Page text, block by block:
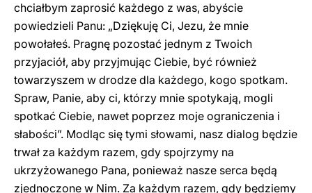
chciałbym zaprosić każdego z was, abyście
powiedzieli Panu: „Dziękuję Ci, Jezu, że mnie
powołałeś. Pragnę pozostać jednym z Twoich
przyjaciół, aby przyjmując Ciebie, być również
towarzyszem w drodze dla każdego, kogo spotkam.
Spraw, Panie, aby ci, którzy mnie spotykają, mogli
spotkać Ciebie, nawet poprzez moje ograniczenia i
słabości”. Modląc się tymi słowami, nasz dialog będzie
trwał za każdym razem, gdy spojrzymy na
ukrzyżowanego Pana, ponieważ nasze serca będą
zjednoczone w Nim. Za każdym razem, gdy będziemy